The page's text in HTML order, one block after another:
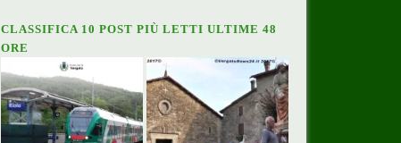
CLASSIFICA 10 POST PIÙ LETTI ULTIME 48
ORE